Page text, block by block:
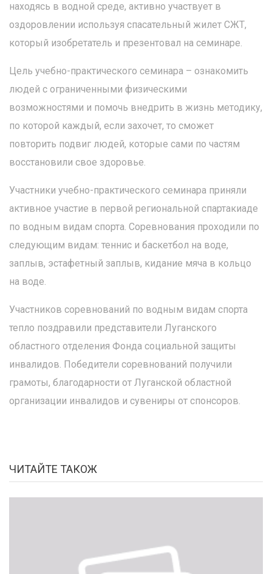
находясь в водной среде, активно участвует в
оздоровлении используя спасательный жилет СЖТ,
который изобретатель и презентовал на семинаре.
Цель учебно-практического семинара – ознакомить
людей с ограниченными физическими
возможностями и помочь внедрить в жизнь методику,
по которой каждый, если захочет, то сможет
повторить подвиг людей, которые сами по частям
восстановили свое здоровье.
Участники учебно-практического семинара приняли
активное участие в первой региональной спартакиаде
по водным видам спорта. Соревнования проходили по
следующим видам: теннис и баскетбол на воде,
заплыв, эстафетный заплыв, кидание мяча в кольцо
на воде.
Участников соревнований по водным видам спорта
тепло поздравили представители Луганского
областного отделения Фонда социальной защиты
инвалидов. Победители соревнований получили
грамоты, благодарности от Луганской областной
организации инвалидов и сувениры от спонсоров.
ЧИТАЙТЕ ТАКОЖ